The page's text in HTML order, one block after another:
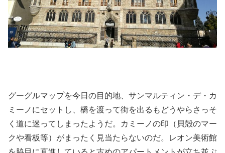
グーグルマップを今日の目的地、サンマルティン・デ・カ
ミーノにセットし、橋を渡って街を出るもどうやらさっそ
く道に迷ってしまったようだ。カミーノの印（貝殻のマー
クや看板等）がまったく見当たらないのだ。レオン美術館